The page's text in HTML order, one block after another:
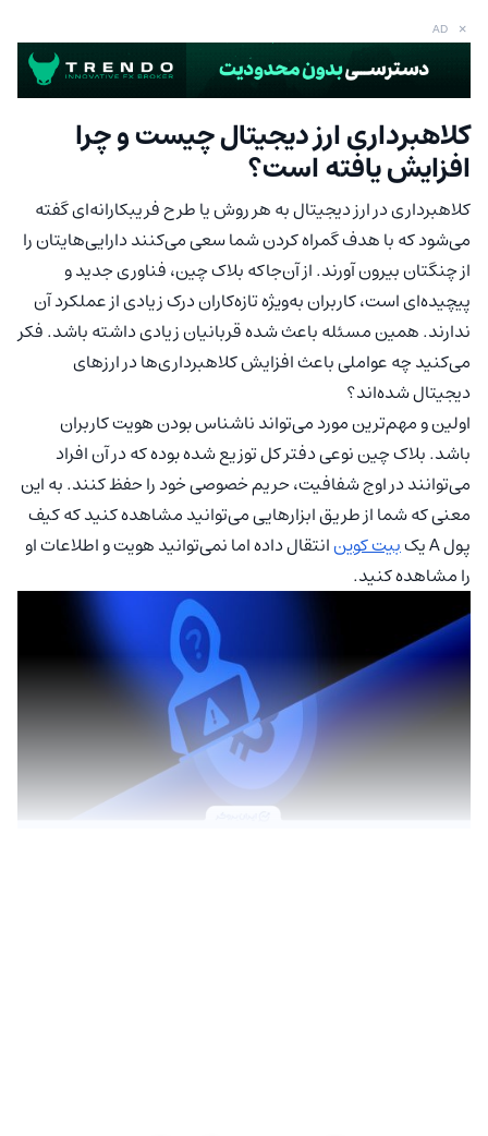
AD ×
کلاهبرداری ارز دیجیتال چیست و چرا
افزایش یافته است؟
کلاهبرداری در ارز دیجیتال به هر روش یا طرح فریبکارانه‌ای گفته
می‌شود که با هدف گمراه کردن شما سعی می‌کنند دارایی‌هایتان را
از چنگتان بیرون آورند. از آن‌جاکه بلاک چین، فناوری جدید و
پیچیده‌ای است، کاربران به‌ویژه تازه‌کاران درک زیادی از عملکرد آن
ندارند. همین مسئله باعث شده قربانیان زیادی داشته باشد. فکر
می‌کنید چه عواملی باعث افزایش کلاهبرداری‌ها در ارزهای
دیجیتال شده‌اند؟
اولین و مهم‌ترین مورد می‌تواند ناشناس بودن هویت کاربران
باشد. بلاک چین نوعی دفتر کل توزیع شده بوده که در آن افراد
می‌توانند در اوج شفافیت، حریم خصوصی خود را حفظ کنند. به این
معنی که شما از طریق ابزارهایی می‌توانید مشاهده کنید که کیف
پول A یک
بیت کوینانتقال داده اما نمی‌توانید هویت و اطلاعات او
را مشاهده کنید.